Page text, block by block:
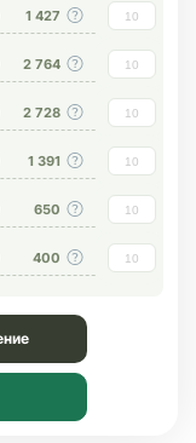
1 427
2 764
2 728
1 391
650
400